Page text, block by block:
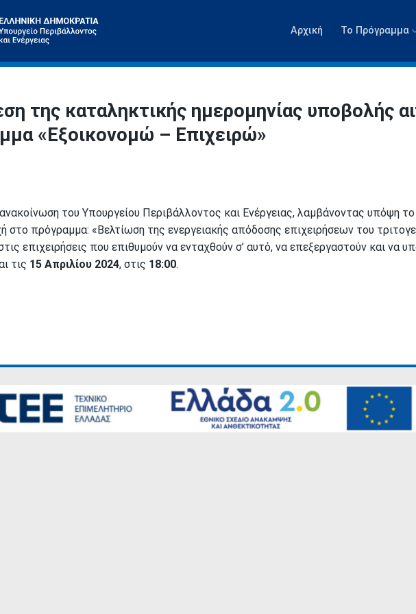
Αρχική Το Πρόγραμμα
της καταληκτικής ημερομηνίας υποβολής
«Εξοικονομώ – Επιχειρώ»
του Υπουργείου Περιβάλλοντος και Ενέργειας, λαμβάνοντας υπόψη
στο πρόγραμμα: «Βελτίωση της ενεργειακής απόδοσης επιχειρήσεων του
επιχειρήσεις που επιθυμούν να ενταχθούν σ’ αυτό, να επεξεργαστούν και να
τις 15 Απριλίου 2024, στις 18:00.